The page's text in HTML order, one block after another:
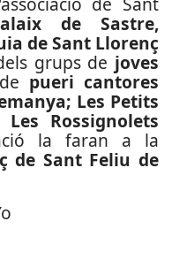
de Sastre,
de Sant Llorenç
grups de joves
pueri cantores
Les Petits
Les Rossignolets
la faran a la
de Sant Feliu de